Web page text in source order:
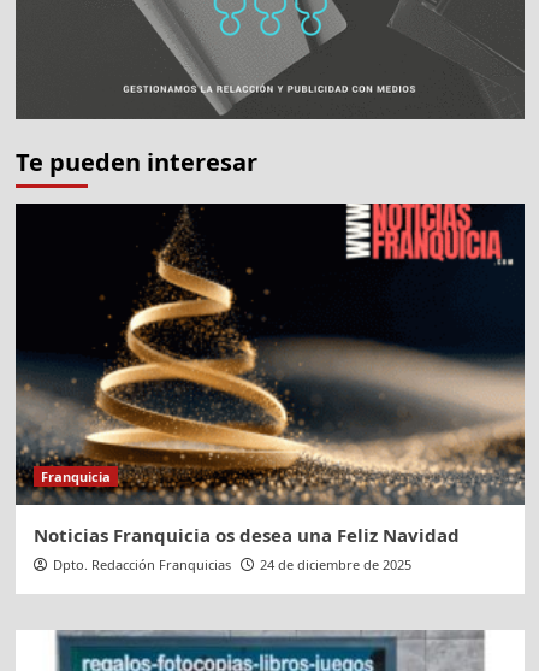
Te pueden interesar
Franquicia
Noticias Franquicia os desea una Feliz Navidad
Dpto. Redacción Franquicias 24 de diciembre de 2025